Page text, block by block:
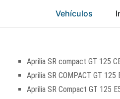
Vehículos
Aprilia SR compact GT 125
Aprilia SR COMPACT GT 125
Aprilia SR Compact GT 125